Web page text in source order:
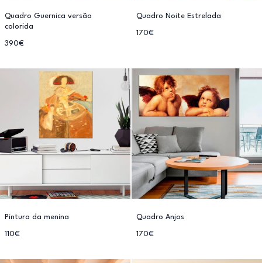
Quadro Guernica versão
colorida
390€
Quadro Noite Estrelada
170€
Pintura da menina
110€
Quadro Anjos
170€